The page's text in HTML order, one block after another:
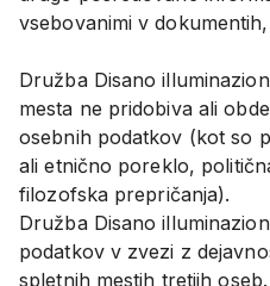
vsebovanimi v
Družba Disano
mesta ne pridobiva ali
osebnih podatkov (kot so
ali etnično poreklo,
filozofska prepričanja).
Družba Disano
podatkov v zvezi z
spletnih mestih tretjih oseb.